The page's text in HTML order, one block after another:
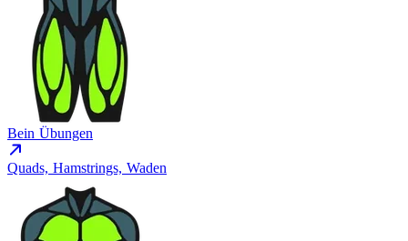
Bein Übungen
Quads, Hamstrings, Waden